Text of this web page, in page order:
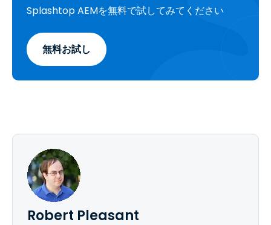
Splashtop AEMを無料で試してみてください
無料お試し
Robert Pleasant